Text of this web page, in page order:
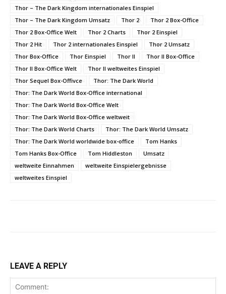
Thor – The Dark Kingdom internationales Einspiel
Thor – The Dark Kingdom Umsatz
Thor 2
Thor 2 Box-Office
Thor 2 Box-Office Welt
Thor 2 Charts
Thor 2 Einspiel
Thor 2 Hit
Thor 2 internationales Einspiel
Thor 2 Umsatz
Thor Box-Office
Thor Einspiel Thor II
Thor II Box-Office
Thor II Box-Office Welt
Thor II weltweites Einspiel
Thor Sequel Box-Offivce
Thor: The Dark World
Thor: The Dark World Box-Office international
Thor: The Dark World Box-Office Welt
Thor: The Dark World Box-Office weltweit
Thor: The Dark World Charts
Thor: The Dark World Umsatz
Thor: The Dark World worldwide box-office
Tom Hanks
Tom Hanks Box-Office
Tom Hiddleston
Umsatz
weltweite Einnahmen
weltweite Einspielergebnisse
weltweites Einspiel
LEAVE A REPLY